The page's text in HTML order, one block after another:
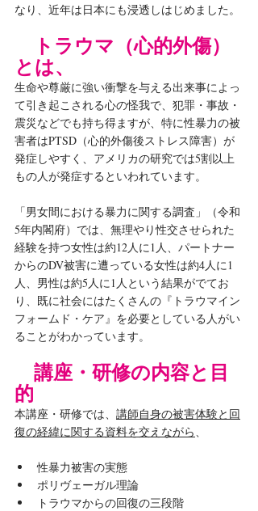
なり、近年は日本にも浸透しはじめました。
トラウマ（心的外傷）
とは、
生命や尊厳に強い衝撃を与える出来事によっ
て引き起こされる心の怪我で、犯罪・事故・
震災などでも持ち得ますが、特に性暴力の被
害者はPTSD（心的外傷後ストレス障害）が
発症しやすく、アメリカの研究では5割以上
もの人が発症するといわれています。
「男女間における暴力に関する調査」（令和
5年内閣府）では、無理やり性交させられた
経験を持つ女性は約12人に1人、パートナー
からのDV被害に遭っている女性は約4人に1
人、男性は約5人に1人という結果がでてお
り、既に社会にはたくさんの『トラウマイン
フォームド・ケア』を必要としている人がい
ることがわかっています。
講座・研修の内容と目
的
本講座・研修では、 講師自身の被害体験と回
復の経緯に関する資料を交えながら
性暴力被害の実態
ポリヴェーガル理論
トラウマからの回復の三段階